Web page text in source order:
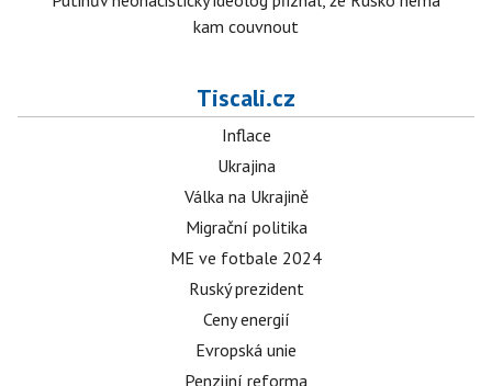
kam couvnout
Tiscali.cz
Inflace
Ukrajina
Válka na Ukrajině
Migrační politika
ME ve fotbale 2024
Ruský prezident
Ceny energií
Evropská unie
Penzijní reforma